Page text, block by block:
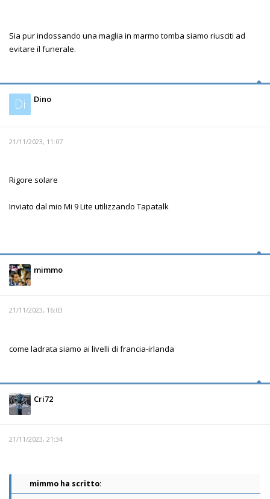
Sia pur indossando una maglia in marmo tomba siamo riusciti ad
evitare il funerale.
Di Dino
21/11/2023, 11:07
Rigore solare
Inviato dal mio Mi 9 Lite utilizzando Tapatalk
mimmo
21/11/2023, 16:03
come ladrata siamo ai livelli di francia-irlanda
Cri72
21/11/2023, 21:34
mimmo ha scritto: